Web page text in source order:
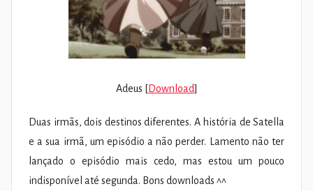
Adeus [Download]
Duas irmãs, dois destinos diferentes. A história de Satella
e a sua irmã, um episódio a não perder. Lamento não ter
lançado o episódio mais cedo, mas estou um pouco
indisponível até segunda. Bons downloads ^^